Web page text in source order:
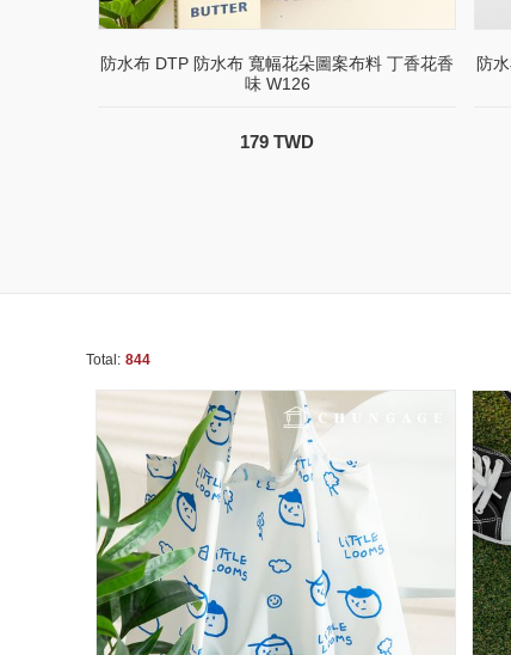
防水布 DTP 防水布 寬幅花朵圖案布料 丁香花香
味 W126
179 TWD
防
Total: 844